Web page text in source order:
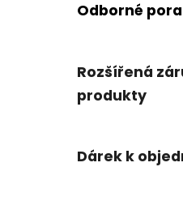
Odborné
Rozšířená
produkty
Dárek k